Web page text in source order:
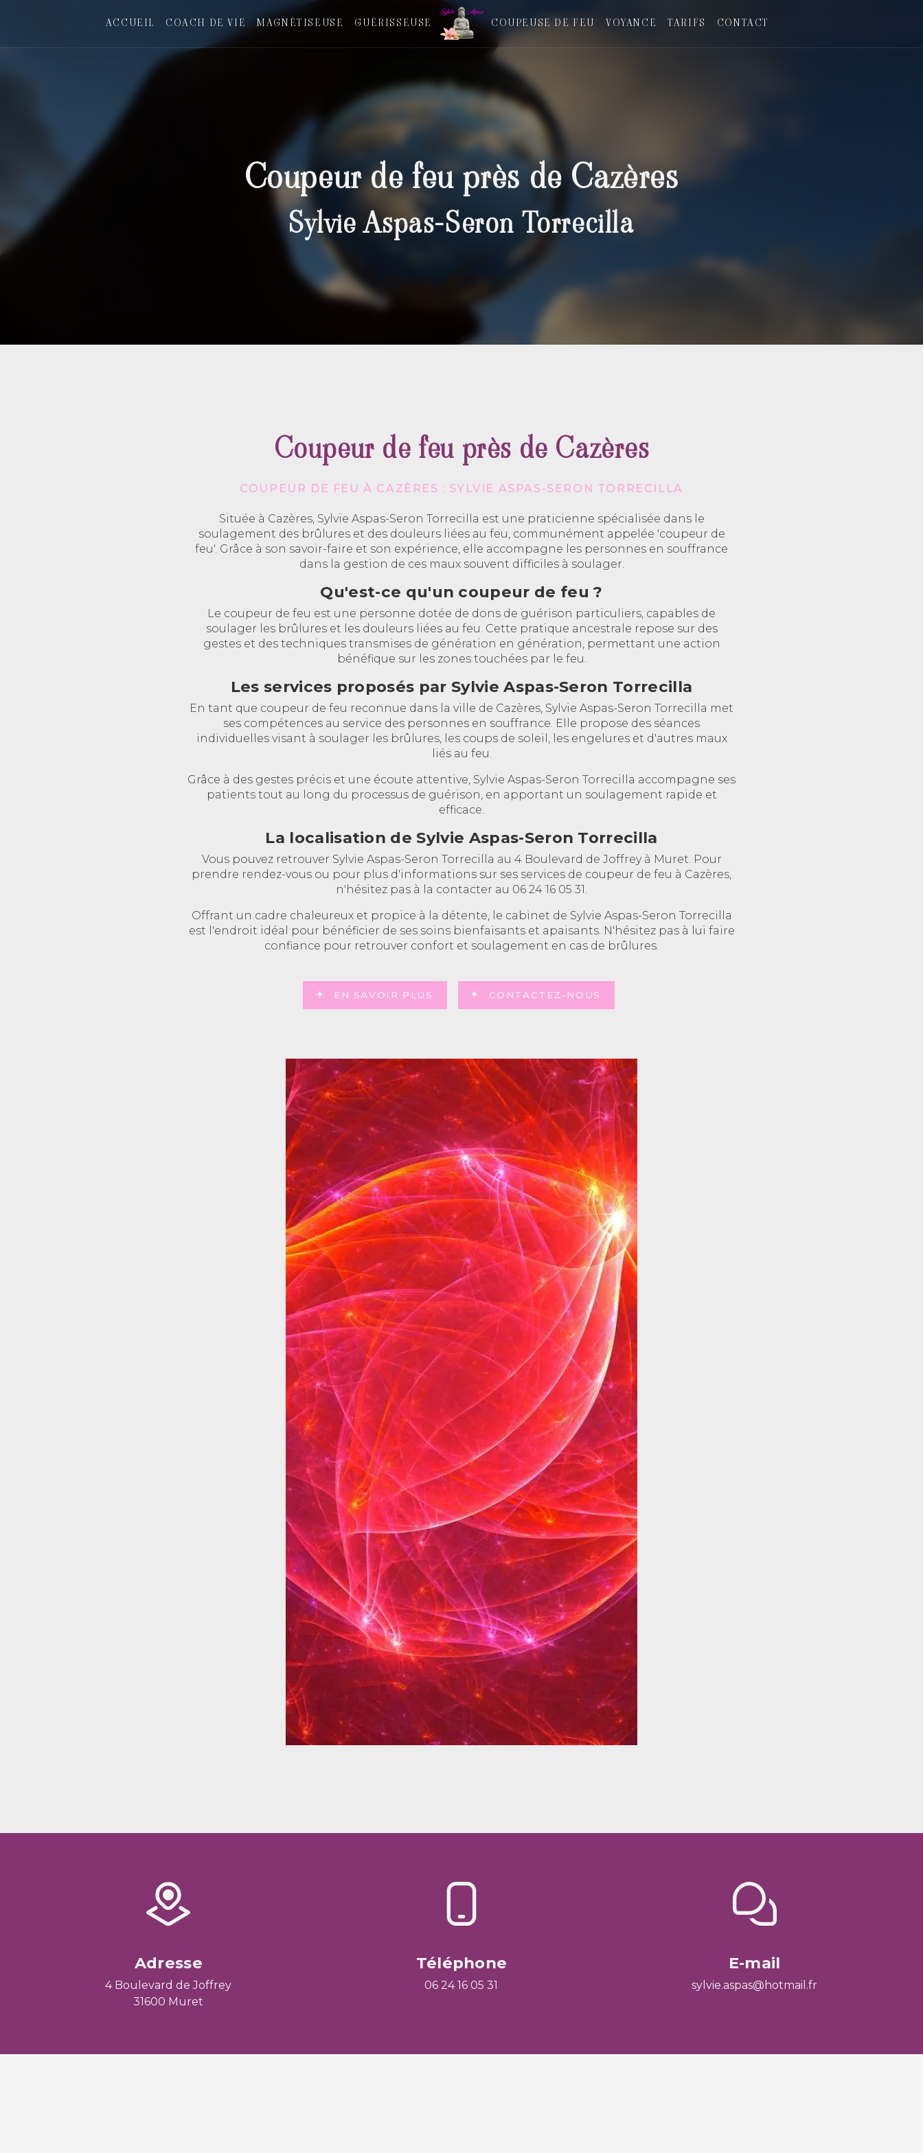
ACCUEIL COACH DE VIE MAGNÉTISEUSE GUÉRISSEUSE COUPEUSE DE FEU VOYANCE TARIFS CONTACT
Coupeur de feu près de Cazères
Sylvie Aspas-Seron Torrecilla
Coupeur de feu près de Cazères
COUPEUR DE FEU À CAZÈRES : SYLVIE ASPAS-SERON TORRECILLA
Située à Cazères, Sylvie Aspas-Seron Torrecilla est une praticienne spécialisée dans le
soulagement des brûlures et des douleurs liées au feu, communément appelée 'coupeur de
feu'. Grâce à son savoir-faire et son expérience, elle accompagne les personnes en souffrance
dans la gestion de ces maux souvent difficiles à soulager.
Qu'est-ce qu'un coupeur de feu ?
Le coupeur de feu est une personne dotée de dons de guérison particuliers, capables de
soulager les brûlures et les douleurs liées au feu. Cette pratique ancestrale repose sur des
gestes et des techniques transmises de génération en génération, permettant une action
bénéfique sur les zones touchées par le feu.
Les services proposés par Sylvie Aspas-Seron Torrecilla
En tant que coupeur de feu reconnue dans la ville de Cazères, Sylvie Aspas-Seron Torrecilla met
ses compétences au service des personnes en souffrance. Elle propose des séances
individuelles visant à soulager les brûlures, les coups de soleil, les engelures et d'autres maux
liés au feu.
Grâce à des gestes précis et une écoute attentive, Sylvie Aspas-Seron Torrecilla accompagne ses
patients tout au long du processus de guérison, en apportant un soulagement rapide et
efficace.
La localisation de Sylvie Aspas-Seron Torrecilla
Vous pouvez retrouver Sylvie Aspas-Seron Torrecilla au 4 Boulevard de Joffrey à Muret. Pour
prendre rendez-vous ou pour plus d'informations sur ses services de coupeur de feu à Cazères,
n'hésitez pas à la contacter au 06 24 16 05 31.
Offrant un cadre chaleureux et propice à la détente, le cabinet de Sylvie Aspas-Seron Torrecilla
est l'endroit idéal pour bénéficier de ses soins bienfaisants et apaisants. N'hésitez pas à lui faire
confiance pour retrouver confort et soulagement en cas de brûlures.
EN SAVOIR PLUS CONTACTEZ-NOUS
Adresse
4 Boulevard de Joffrey
31600 Muret
Téléphone
06 24 16 05 31
E-mail
sylvie.aspas@hotmail.fr